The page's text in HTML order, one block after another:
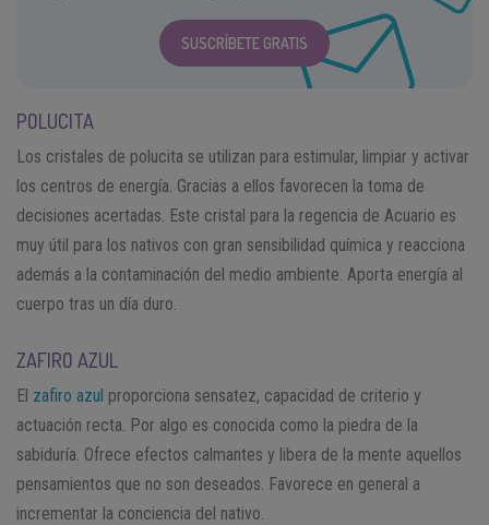
SUSCRÍBETE GRATIS
POLUCITA
Los cristales de polucita se utilizan para estimular, limpiar y activar
los centros de energía. Gracias a ellos favorecen la toma de
decisiones acertadas. Este cristal para la regencia de Acuario es
muy útil para los nativos con gran sensibilidad química y reacciona
además a la contaminación del medio ambiente. Aporta energía al
cuerpo tras un día duro.
ZAFIRO AZUL
El zafiro azul proporciona sensatez, capacidad de criterio y
actuación recta. Por algo es conocida como la piedra de la
sabiduría. Ofrece efectos calmantes y libera de la mente aquellos
pensamientos que no son deseados. Favorece en general a
incrementar la conciencia del nativo.